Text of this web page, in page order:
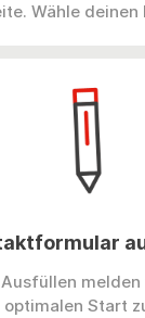
Wähle deinen
melden
optimalen Start